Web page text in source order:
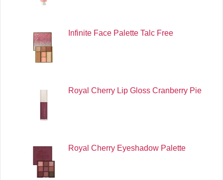
Infinite Face Palette Talc Free
Royal Cherry Lip Gloss Cranberry Pie
Royal Cherry Eyeshadow Palette